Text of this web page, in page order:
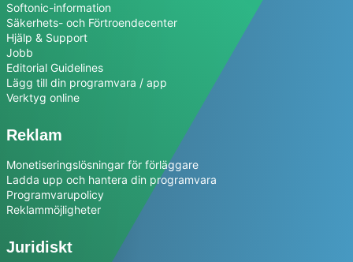
Softonic-information
Säkerhets- och Förtroendecenter
Hjälp & Support
Jobb
Editorial Guidelines
Lägg till din programvara / app
Verktyg online
Reklam
Monetiseringslösningar för förläggare
Ladda upp och hantera din programvara
Programvarupolicy
Reklammöjligheter
Juridiskt